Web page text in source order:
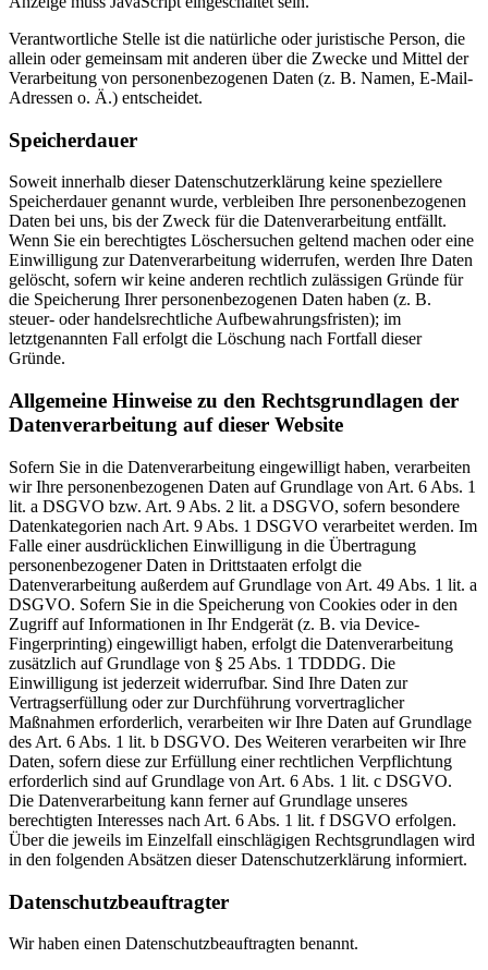
Verantwortliche Stelle ist die natürliche oder juristische Person, die
allein oder gemeinsam mit anderen über die Zwecke und Mittel der
Verarbeitung von personenbezogenen Daten (z. B. Namen, E-Mail-
Adressen o. Ä.) entscheidet.
Speicherdauer
Soweit innerhalb dieser Datenschutzerklärung keine speziellere
Speicherdauer genannt wurde, verbleiben Ihre personenbezogenen
Daten bei uns, bis der Zweck für die Datenverarbeitung entfällt.
Wenn Sie ein berechtigtes Löschersuchen geltend machen oder eine
Einwilligung zur Datenverarbeitung widerrufen, werden Ihre Daten
gelöscht, sofern wir keine anderen rechtlich zulässigen Gründe für
die Speicherung Ihrer personenbezogenen Daten haben (z. B.
steuer- oder handelsrechtliche Aufbewahrungsfristen); im
letztgenannten Fall erfolgt die Löschung nach Fortfall dieser
Gründe.
Allgemeine Hinweise zu den Rechtsgrundlagen der
Datenverarbeitung auf dieser Website
Sofern Sie in die Datenverarbeitung eingewilligt haben, verarbeiten
wir Ihre personenbezogenen Daten auf Grundlage von Art. 6 Abs. 1
lit. a DSGVO bzw. Art. 9 Abs. 2 lit. a DSGVO, sofern besondere
Datenkategorien nach Art. 9 Abs. 1 DSGVO verarbeitet werden. Im
Falle einer ausdrücklichen Einwilligung in die Übertragung
personenbezogener Daten in Drittstaaten erfolgt die
Datenverarbeitung außerdem auf Grundlage von Art. 49 Abs. 1 lit. a
DSGVO. Sofern Sie in die Speicherung von Cookies oder in den
Zugriff auf Informationen in Ihr Endgerät (z. B. via Device-
Fingerprinting) eingewilligt haben, erfolgt die Datenverarbeitung
zusätzlich auf Grundlage von § 25 Abs. 1 TDDDG. Die
Einwilligung ist jederzeit widerrufbar. Sind Ihre Daten zur
Vertragserfüllung oder zur Durchführung vorvertraglicher
Maßnahmen erforderlich, verarbeiten wir Ihre Daten auf Grundlage
des Art. 6 Abs. 1 lit. b DSGVO. Des Weiteren verarbeiten wir Ihre
Daten, sofern diese zur Erfüllung einer rechtlichen Verpflichtung
erforderlich sind auf Grundlage von Art. 6 Abs. 1 lit. c DSGVO.
Die Datenverarbeitung kann ferner auf Grundlage unseres
berechtigten Interesses nach Art. 6 Abs. 1 lit. f DSGVO erfolgen.
Über die jeweils im Einzelfall einschlägigen Rechtsgrundlagen wird
in den folgenden Absätzen dieser Datenschutzerklärung informiert.
Datenschutz­beauftragter
Wir haben einen Datenschutzbeauftragten benannt.